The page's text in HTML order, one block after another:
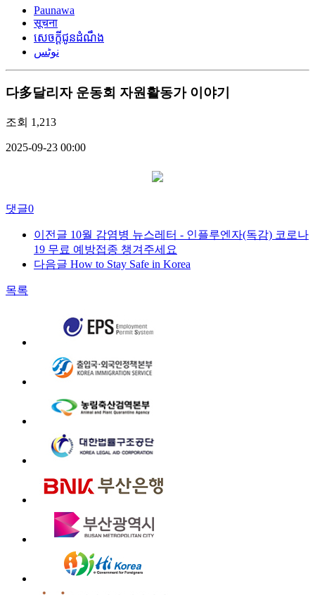
Paunawa
सूचना
សេចក្តីជូនដំណឹង
نوٹس
다多달리자 운동회 자원활동가 이야기
조회 1,213
2025-09-23 00:00
댓글0
이전글 10월 감염병 뉴스레터 - 인플루엔자(독감) 코로나
19 무료 예방접종 챙겨주세요
다음글 How to Stay Safe in Korea
목록